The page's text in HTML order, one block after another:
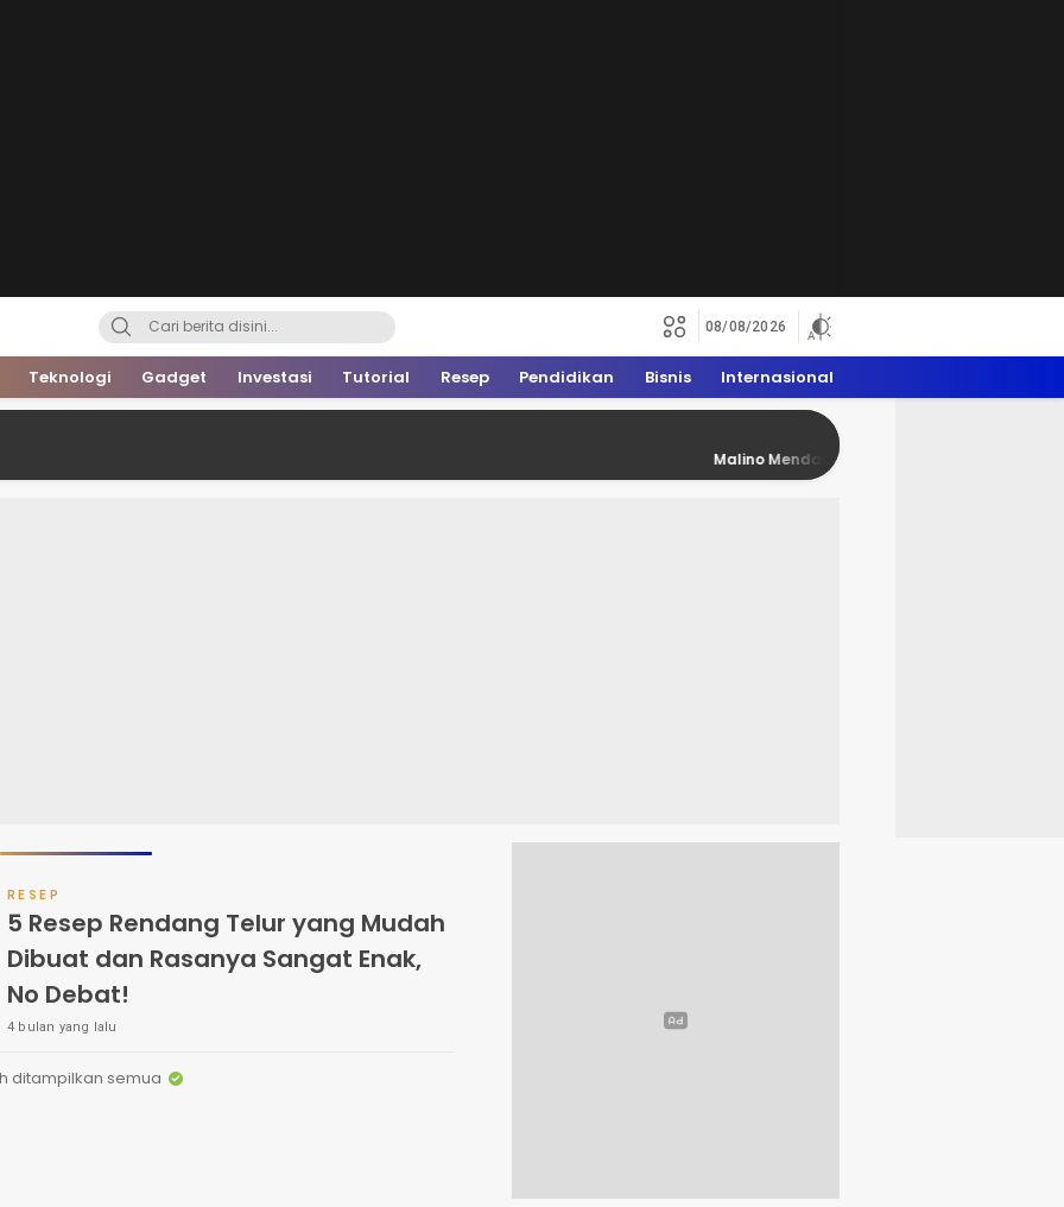
08/08/2026
Teknologi Gadget Investasi Tutorial Resep Pendidikan Bisnis Internasional
Malino Mendadak Penuh Rider Trail, WAM 2026
RESEP
5 Resep Rendang Telur yang Mudah
Dibuat dan Rasanya Sangat Enak,
No Debat!
4 bulan yang lalu
ditampilkan semua